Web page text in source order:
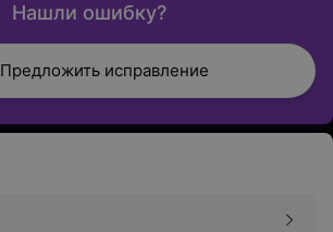
Нашли ошибку?
Предложить исправление